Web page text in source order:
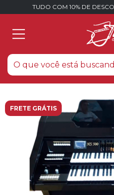
TUDO COM 10% DE
FRETE GRÁTIS